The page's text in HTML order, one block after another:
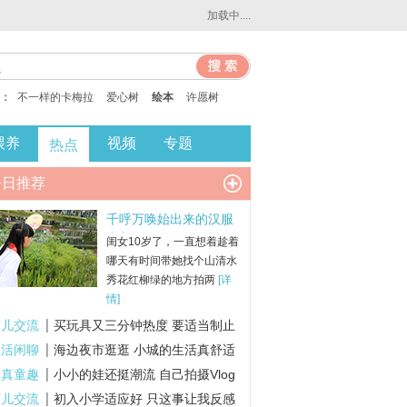
加载中....
不一样的卡梅拉 爱心树 绘本 许愿树
养 热点 视频 专题
推荐
千呼万唤始出来的汉服
小美女
闺女10岁了，一直想着趁着
哪天有时间带她找个山清水
秀花红柳绿的地方拍两 [详
情]
交流
买玩具又三分钟热度 要适当制止
闲聊
海边夜市逛逛 小城的生活真舒适
童趣
小小的娃还挺潮流 自己拍摄Vlog
交流
初入小学适应好 只这事让我反感